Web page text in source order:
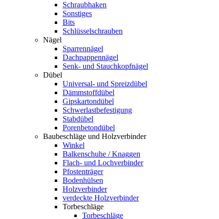
Schraubhaken
Sonstiges
Bits
Schlüsselschrauben
Nägel
Sparrennägel
Dachpappennägel
Senk- und Stauchkopfnägel
Dübel
Universal- und Spreizdübel
Dämmstoffdübel
Gipskartondübel
Schwerlastbefestigung
Stabdübel
Porenbetondübel
Baubeschläge und Holzverbinder
Winkel
Balkenschuhe / Knaggen
Flach- und Lochverbinder
Pfostenträger
Bodenhülsen
Holzverbinder
verdeckte Holzverbinder
Torbeschläge
Torbeschläge